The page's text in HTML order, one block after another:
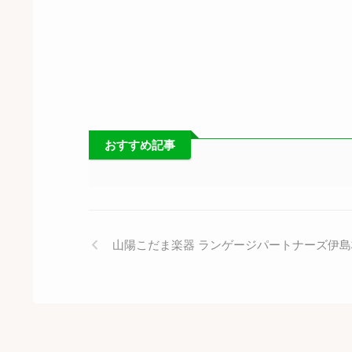
おすすめ記事
山陽こだま楽器 ランゲージパートナーズ伊